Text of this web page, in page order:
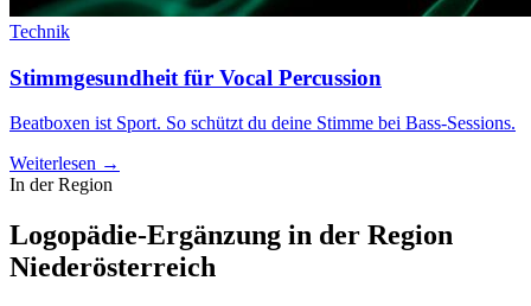
Technik
Stimmgesundheit für Vocal Percussion
Beatboxen ist Sport. So schützt du deine Stimme bei Bass-Sessions.
Weiterlesen →
In der Region
Logopädie-Ergänzung in der Region
Niederösterreich